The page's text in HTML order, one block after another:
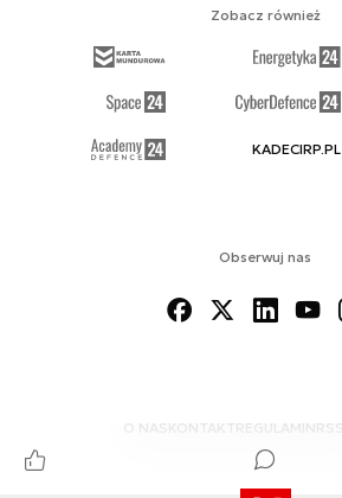
Obserwuj nas
O NAS KONTAKTREGULAMINRSS
Zobacz również
KADECIRP.PL